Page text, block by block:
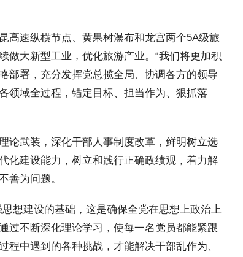
速纵横节点、黄果树瀑布和龙宫两个5A级旅
做大新型工业，优化旅游产业。“我们将更加积
部署，充分发挥党总揽全局、协调各方的领导
领域全过程，锚定目标、担当作为、狠抓落
武装，深化干部人事制度改革，鲜明树立选
化建设能力，树立和践行正确政绩观，着力解
善为问题。
建设的基础，这是确保全党在思想上政治上
过不断深化理论学习，使每一名党员都能紧跟
程中遇到的各种挑战，才能解决干部乱作为、